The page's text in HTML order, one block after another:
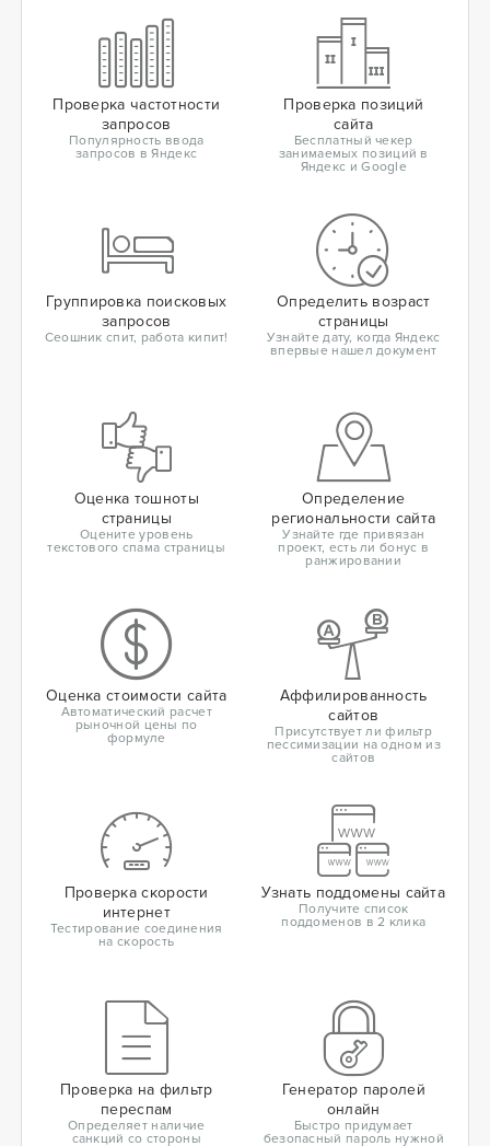
Проверка частотности
запросов
Популярность ввода
запросов в Яндекс
Проверка позиций
сайта
Бесплатный чекер
занимаемых позиций в
Яндекс и Google
Группировка поисковых
запросов
Сеошник спит, работа кипит!
Определить возраст
страницы
Узнайте дату, когда Яндекс
впервые нашел документ
Оценка тошноты
страницы
Оцените уровень
текстового спама страницы
Определение
региональности сайта
Узнайте где привязан
проект, есть ли бонус в
ранжировании
Оценка стоимости сайта
Автоматический расчет
рыночной цены по
формуле
Аффилированность
сайтов
Присутствует ли фильтр
пессимизации на одном из
сайтов
Проверка скорости
интернет
Тестирование соединения
на скорость
Узнать поддомены сайта
Получите список
поддоменов в 2 клика
Проверка на фильтр
переспам
Определяет наличие
санкций со стороны
Генератор паролей
онлайн
Быстро придумает
безопасный пароль нужной